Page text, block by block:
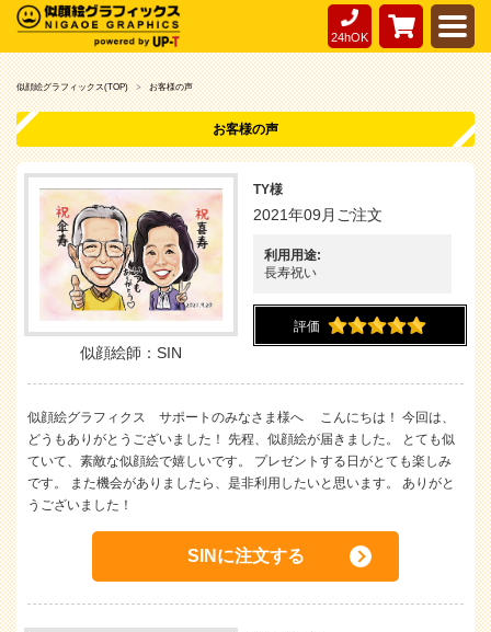
24hOK
似顔絵グラフィックス(TOP) お客様の声
お客様の声
似顔絵師：SIN
TY様
2021年09月ご注文
利用用途:
長寿祝い
評価
似顔絵グラフィクス サポートのみなさま様へ こんにちは！ 今回は、
どうもありがとうございました！ 先程、似顔絵が届きました。 とても似
ていて、素敵な似顔絵で嬉しいです。 プレゼントする日がとても楽しみ
です。 また機会がありましたら、是非利用したいと思います。 ありがと
うございました！
SINに注文する